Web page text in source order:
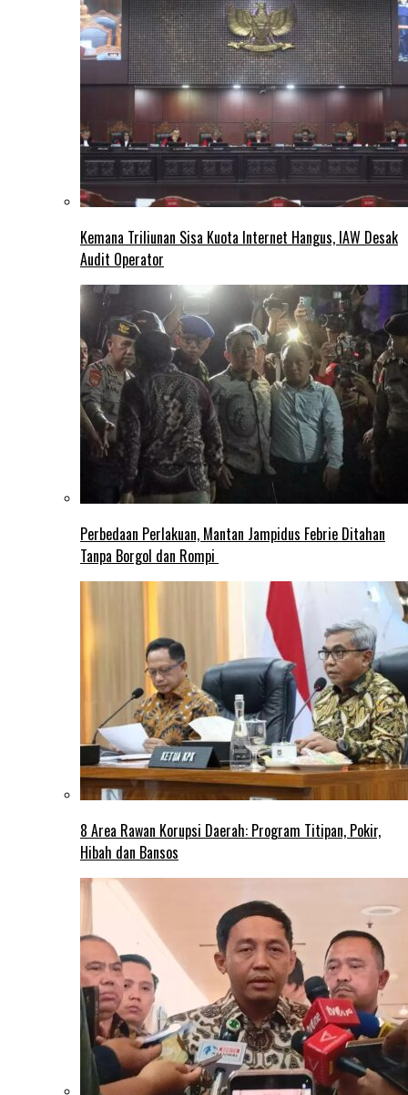
Kemana Triliunan Sisa Kuota Internet Hangus, IAW Desak
Audit Operator
Perbedaan Perlakuan, Mantan Jampidus Febrie Ditahan
Tanpa Borgol dan Rompi
8 Area Rawan Korupsi Daerah: Program Titipan, Pokir,
Hibah dan Bansos